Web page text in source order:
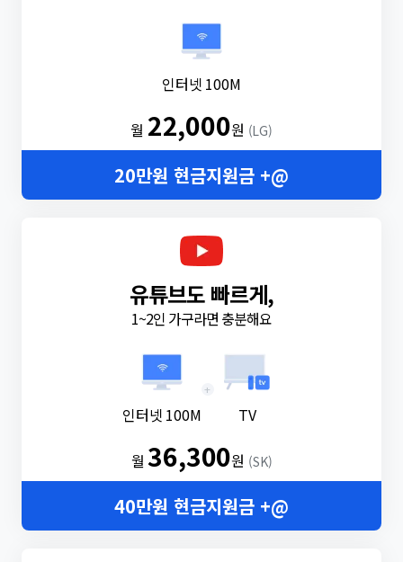
인터넷 100M
월 22,000원 (LG)
20만원 현금지원금 +@
유튜브도 빠르게,
1~2인 가구라면 충분해요
인터넷 100M
+
TV
월36,300원 (SK)
40만원 현금지원금 +@